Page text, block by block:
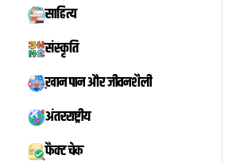
साहित्य
संस्कृति
ख़ान पान और जीवनशैली
अंतरराष्ट्रीय
फैक्ट चेक